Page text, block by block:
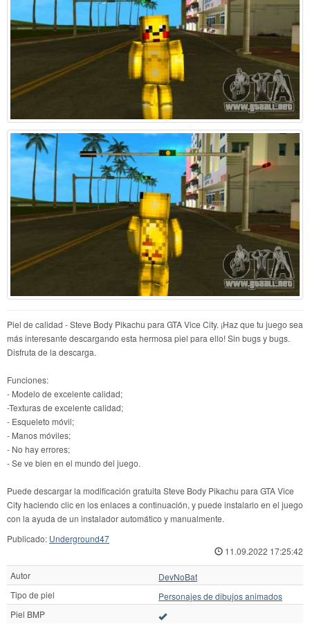
Piel de calidad - Steve Body Pikachu para GTA Vice City. ¡Haz que tu juego sea
más interesante descargando esta hermosa piel para ello! Sin bugs y bugs.
Disfruta de la descarga.
Funciones:
- Modelo de excelente calidad;
-Texturas de excelente calidad;
- Esqueleto móvil;
- Manos móviles;
- No hay errores;
- Se ve bien en el mundo del juego.
Puede descargar la modificación gratuita Steve Body Pikachu para GTA Vice
City haciendo clic en los enlaces a continuación, y puede instalarlo en el juego
con la ayuda de un instalador automático y manualmente.
Publicado: Underground47
11.09.2022 17:25:42
Autor
DevNoBat
Tipo de piel
Personajes de dibujos animados
Piel BMP